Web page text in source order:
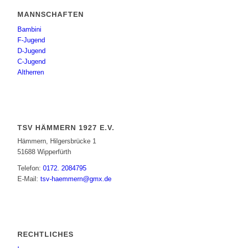
MANNSCHAFTEN
Bambini
F-Jugend
D-Jugend
C-Jugend
Altherren
TSV HÄMMERN 1927 E.V.
Hämmern, Hilgersbrücke 1
51688 Wipperfürth
Telefon: 0172. 2084795
E-Mail: tsv-haemmern@gmx.de
RECHTLICHES